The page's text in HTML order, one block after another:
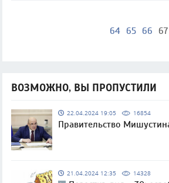
64 65 66 67
ВОЗМОЖНО, ВЫ ПРОПУСТИЛИ
22.04.2024 19:05 16854
Правительство
21.04.2024 12:35 14328